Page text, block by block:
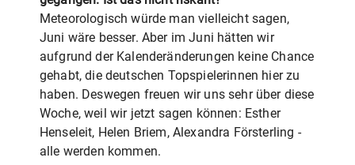
Meteorologisch würde man vielleicht sagen,
Juni wäre besser. Aber im Juni hätten wir
aufgrund der Kalenderänderungen keine Chance
gehabt, die deutschen Topspielerinnen hier zu
haben. Deswegen freuen wir uns sehr über diese
Woche, weil wir jetzt sagen können: Esther
Henseleit, Helen Briem, Alexandra Försterling -
alle werden kommen.